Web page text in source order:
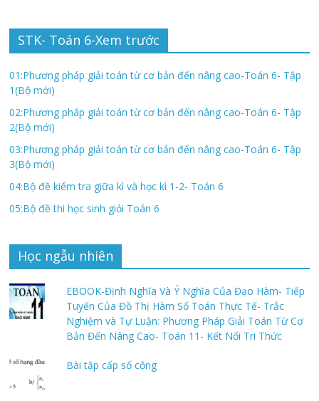
STK- Toán 6-Xem trước
01:Phương pháp giải toán từ cơ bản đến nâng cao-Toán 6- Tập
1(Bộ mới)
02:Phương pháp giải toán từ cơ bản đến nâng cao-Toán 6- Tập
2(Bộ mới)
03:Phương pháp giải toán từ cơ bản đến nâng cao-Toán 6- Tập
3(Bộ mới)
04:Bộ đề kiểm tra giữa kì và học kì 1-2- Toán 6
05:Bộ đề thi học sinh giỏi Toán 6
Học ngẫu nhiên
EBOOK-Định Nghĩa Và Ý Nghĩa Của Đạo Hàm- Tiếp
Tuyến Của Đồ Thị Hàm Số Toán Thực Tế- Trắc
Nghiệm và Tự Luận: Phương Pháp Giải Toán Từ Cơ
Bản Đến Nâng Cao- Toán 11- Kết Nối Tri Thức
Bài tập cấp số cộng